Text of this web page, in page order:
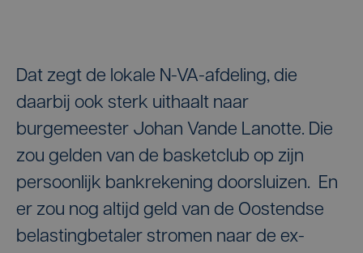
Dat zegt de lokale N-VA-afdeling, die
daarbij ook sterk uithaalt naar
burgemeester Johan Vande Lanotte. Die
zou gelden van de basketclub op zijn
persoonlijk bankrekening doorsluizen. En
er zou nog altijd geld van de Oostendse
belastingbetaler stromen naar de ex-